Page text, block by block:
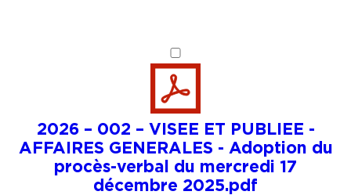
2026 – 002 – VISEE ET PUBLIEE -
AFFAIRES GENERALES - Adoption du
procès-verbal du mercredi 17
décembre 2025.pdf